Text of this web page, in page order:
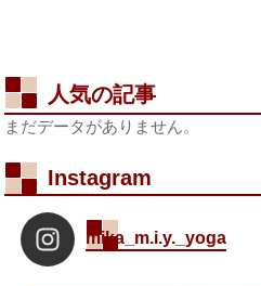
人気の記事
まだデータがありません。
Instagram
mika_m.i.y._yoga